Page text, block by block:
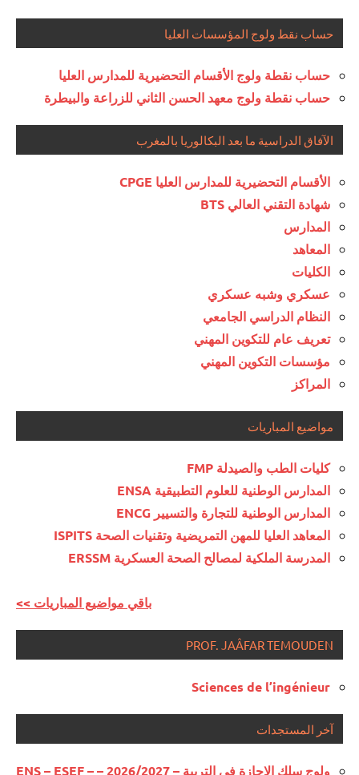
حساب نقط ولوج المؤسسات العليا
حساب نقطة ولوج الأقسام التحضيرية للمدارس العليا
حساب نقطة ولوج معهد الحسن الثاني للزراعة والبيطرة
الآفاق الدراسية ما بعد البكالوريا بالمغرب
الأقسام التحضيرية للمدارس العليا CPGE
شهادة التقني العالي BTS
المدارس
المعاهد
الكليات
عسكري وشبه عسكري
النظام الدراسي الجامعي
تعريف عام للتكوين المهني
مؤسسات التكوين المهني
المراكز
مواضيع المباريات
كليات الطب والصيدلة FMP
المدارس الوطنية للعلوم التطبيقية ENSA
المدارس الوطنية للتجارة والتسيير ENCG
المعاهد العليا للمهن التمريضية وتقنيات الصحة ISPITS
المدرسة الملكية لمصالح الصحة العسكرية ERSSM
<< باقي مواضيع المباريات
PROF. JAÂFAR TEMOUDEN
Sciences de l’ingénieur
آخر المستجدات
ولوج سلك الإجازة في التربية – 2026/2027 – ENS – ESEF –